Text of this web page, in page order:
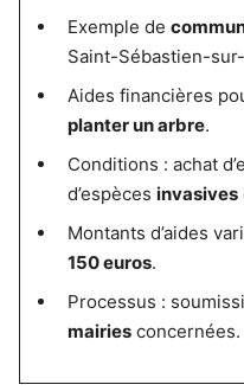
Exemple de
Saint-Sébastien-
Aides financières
planter un arbre.
Conditions : achat
d’espèces invasives
Montants d’aides
150 euros.
Processus :
mairiesconcernées.